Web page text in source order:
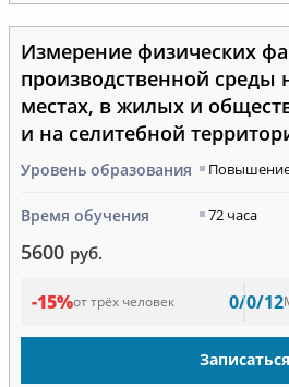
Измерение физических
производственной среды
местах, в жилых и
и на селитебной
Уровень образования
Время обучения 72 часа
5600 руб.
-15%от трёх человек 0/0/12
Записаться